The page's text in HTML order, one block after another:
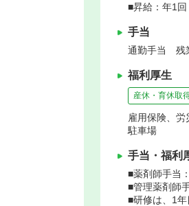
■昇給：年1回
手当
通勤手当 残
福利厚生
産休・育休取
雇用保険、
駐車場
手当・福利
■薬剤師手当
■管理薬剤師
■研修は、1年